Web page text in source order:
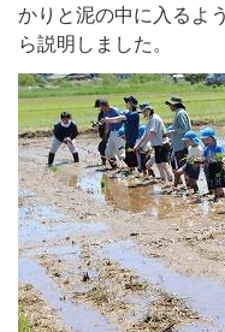
かりと泥の中に入るよ
ら説明しました。